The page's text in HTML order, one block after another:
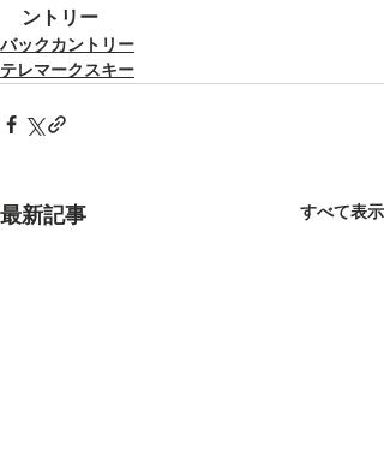
ントリー
バックカントリー
テレマークスキー
最新記事 すべて表示